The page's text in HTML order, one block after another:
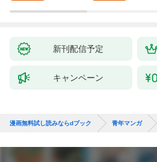
新刊配信予定
キャンペーン
漫画無料試し読みならdブック 青年マンガ